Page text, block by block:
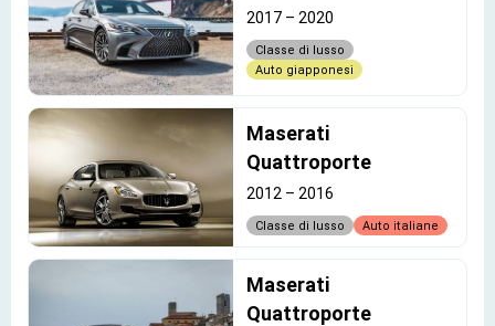
2017 – 2020
Classe di lusso
Auto giapponesi
Maserati
Quattroporte
2012 – 2016
Classe di lusso Auto italiane
Maserati
Quattroporte